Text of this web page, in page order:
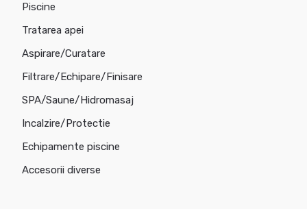
Piscine
Tratarea apei
Aspirare/Curatare
Filtrare/Echipare/Finisare
SPA/Saune/Hidromasaj
Incalzire/Protectie
Echipamente piscine
Accesorii diverse